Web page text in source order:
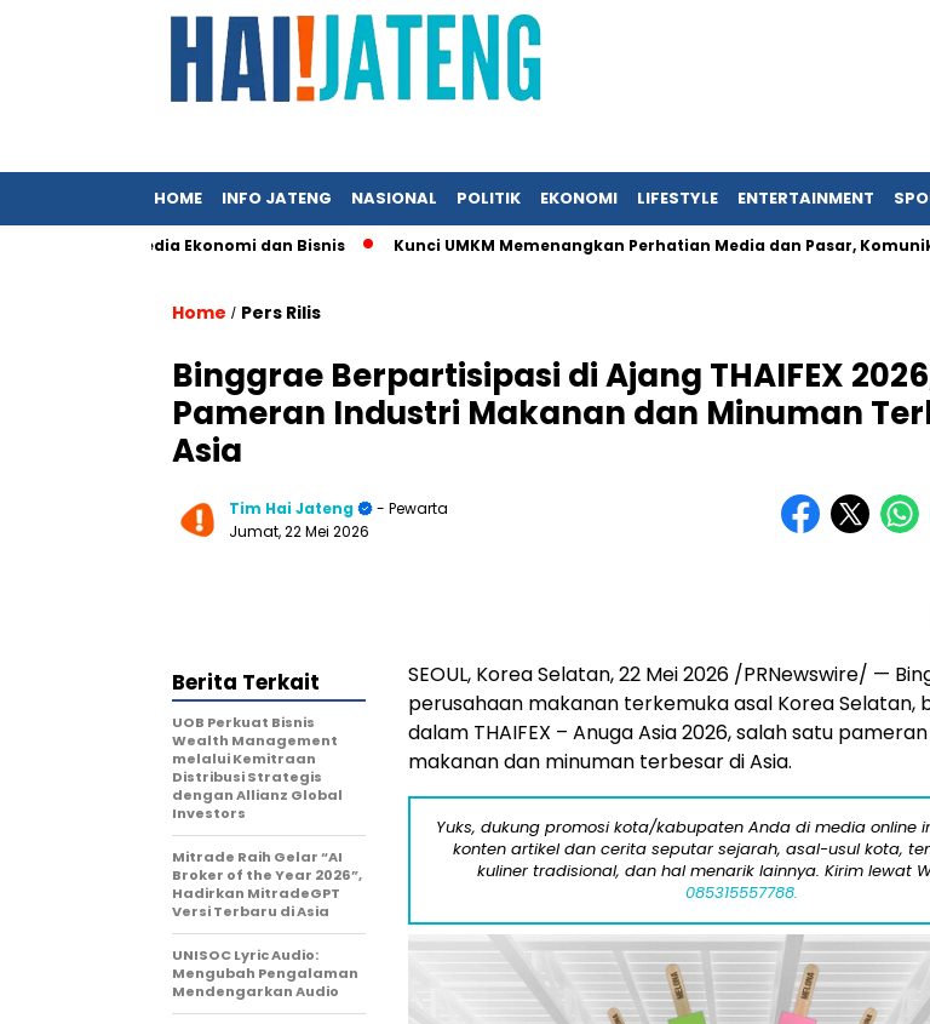
HOME INFO JATENG NASIONAL POLITIK EKONOMI LIFESTYLE ENTERTAINMENT
di Media Ekonomi dan Bisnis Kunci UMKM Memenangkan Perhatian Media dan Pasar, Komunikasi
Home / Pers Rilis
Binggrae Berpartisipasi di Ajang THAIFEX
Pameran Industri Makanan dan Minuman
Asia
Tim Hai Jateng
- Pewarta
Jumat, 22 Mei 2026
SEOUL, Korea Selatan,22 Mei 2026 /PRNewswire/ —
perusahaan makanan terkemuka asal Korea Selatan,
dalam THAIFEX – Anuga Asia 2026, salah satu
makanan dan minuman terbesar di Asia.
Yuks, dukung promosi kota/kabupaten Anda di media online
konten artikel dan cerita seputar sejarah, asal-usul kota,
kuliner tradisional, dan hal menarik lainnya. Kirim lewat
085315557788.
Berita Terkait
UOB Perkuat Bisnis
Wealth Management
melalui Kemitraan
Distribusi Strategis
dengan Allianz Global
Investors
Mitrade Raih Gelar “AI
Broker of the Year 2026”,
Hadirkan MitradeGPT
Versi Terbaru di Asia
UNISOC Lyric Audio:
Mengubah Pengalaman
Mendengarkan Audio